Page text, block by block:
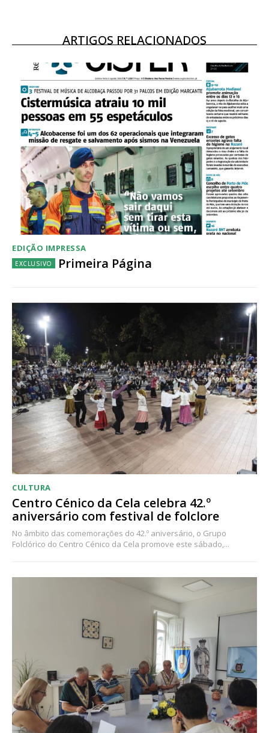
ARTIGOS RELACIONADOS
EDIÇÃO IMPRESSA
Primeira Página
CULTURA
Centro Cénico da Cela celebra 42.º
aniversário com festival de folclore
No âmbito das comemorações do 42.º aniversário, o Grupo
Folclórico do Centro Cénico da Cela promove este sábado,...